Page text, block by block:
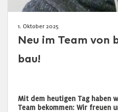
1. Oktober 2025
Neu im Team von
bau!
Mit dem heutigen Tag haben
Team bekommen: Wir freuen